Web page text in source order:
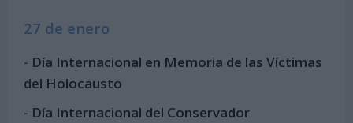
27 de enero
- Día Internacional en Memoria de las Víctimas
del Holocausto
- Día Internacional del Conservador